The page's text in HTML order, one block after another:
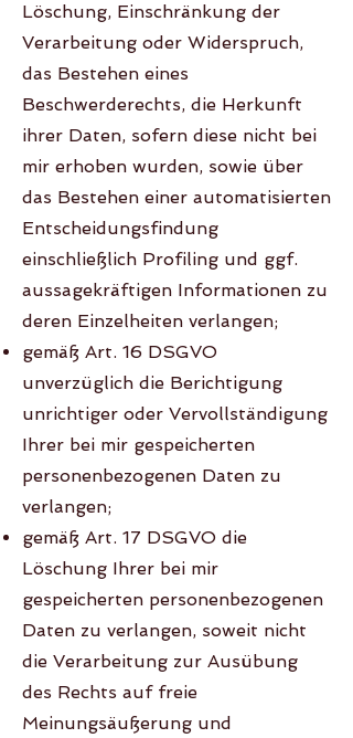
Löschung, Einschränkung der
Verarbeitung oder Widerspruch,
das Bestehen eines
Beschwerderechts, die Herkunft
ihrer Daten, sofern diese nicht bei
mir erhoben wurden, sowie über
das Bestehen einer automatisierten
Entscheidungsfindung
einschließlich Profiling und ggf.
aussagekräftigen Informationen zu
deren Einzelheiten verlangen;
gemäß Art. 16 DSGVO
unverzüglich die Berichtigung
unrichtiger oder Vervollständigung
Ihrer bei mir gespeicherten
personenbezogenen Daten zu
verlangen;
gemäß Art. 17 DSGVO die
Löschung Ihrer bei mir
gespeicherten personenbezogenen
Daten zu verlangen, soweit nicht
die Verarbeitung zur Ausübung
des Rechts auf freie
Meinungsäußerung und